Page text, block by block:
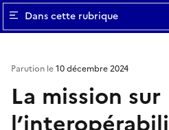
Dans cette rubrique
La mission sur
Parution le10 décembre 2024